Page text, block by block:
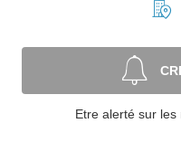
Etre alerté sur